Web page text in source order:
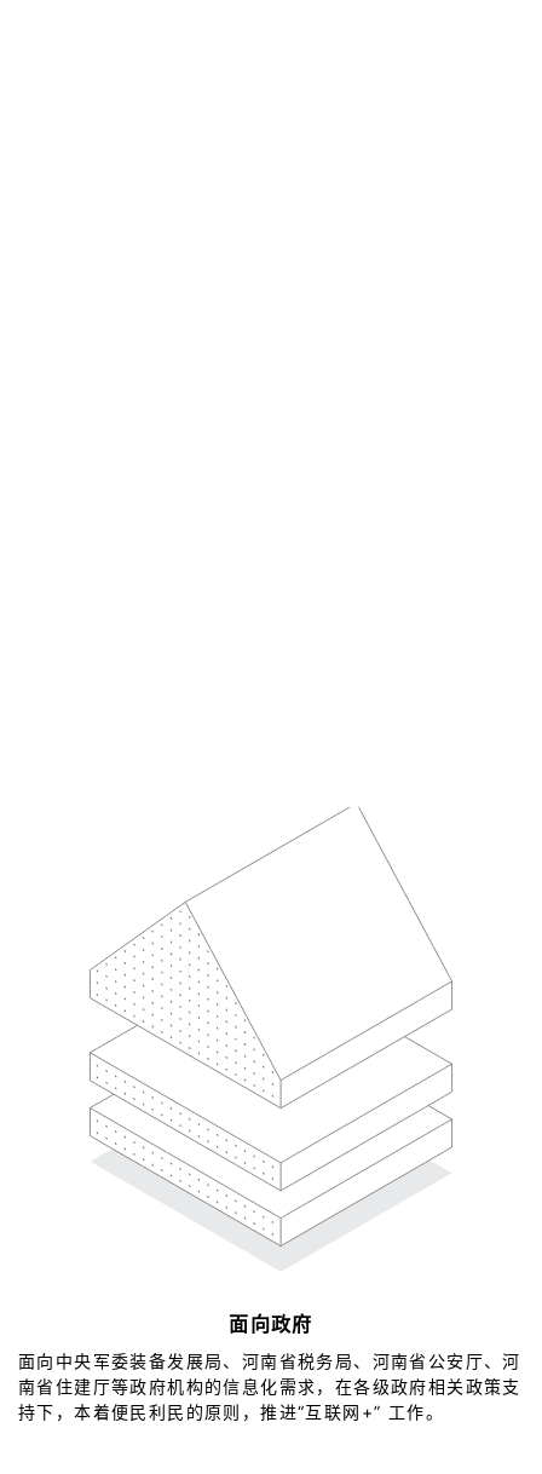
面向政府
面向中央军委装备发展局、河南省税务局、河南省公安厅、河
南省住建厅等政府机构的信息化需求，在各级政府相关政策支
持下，本着便民利民的原则，推进“互联网+” 工作。